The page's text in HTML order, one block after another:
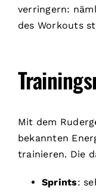
verringern:
des Workouts
Mit dem
bekannten
trainieren. Die
Sprints: